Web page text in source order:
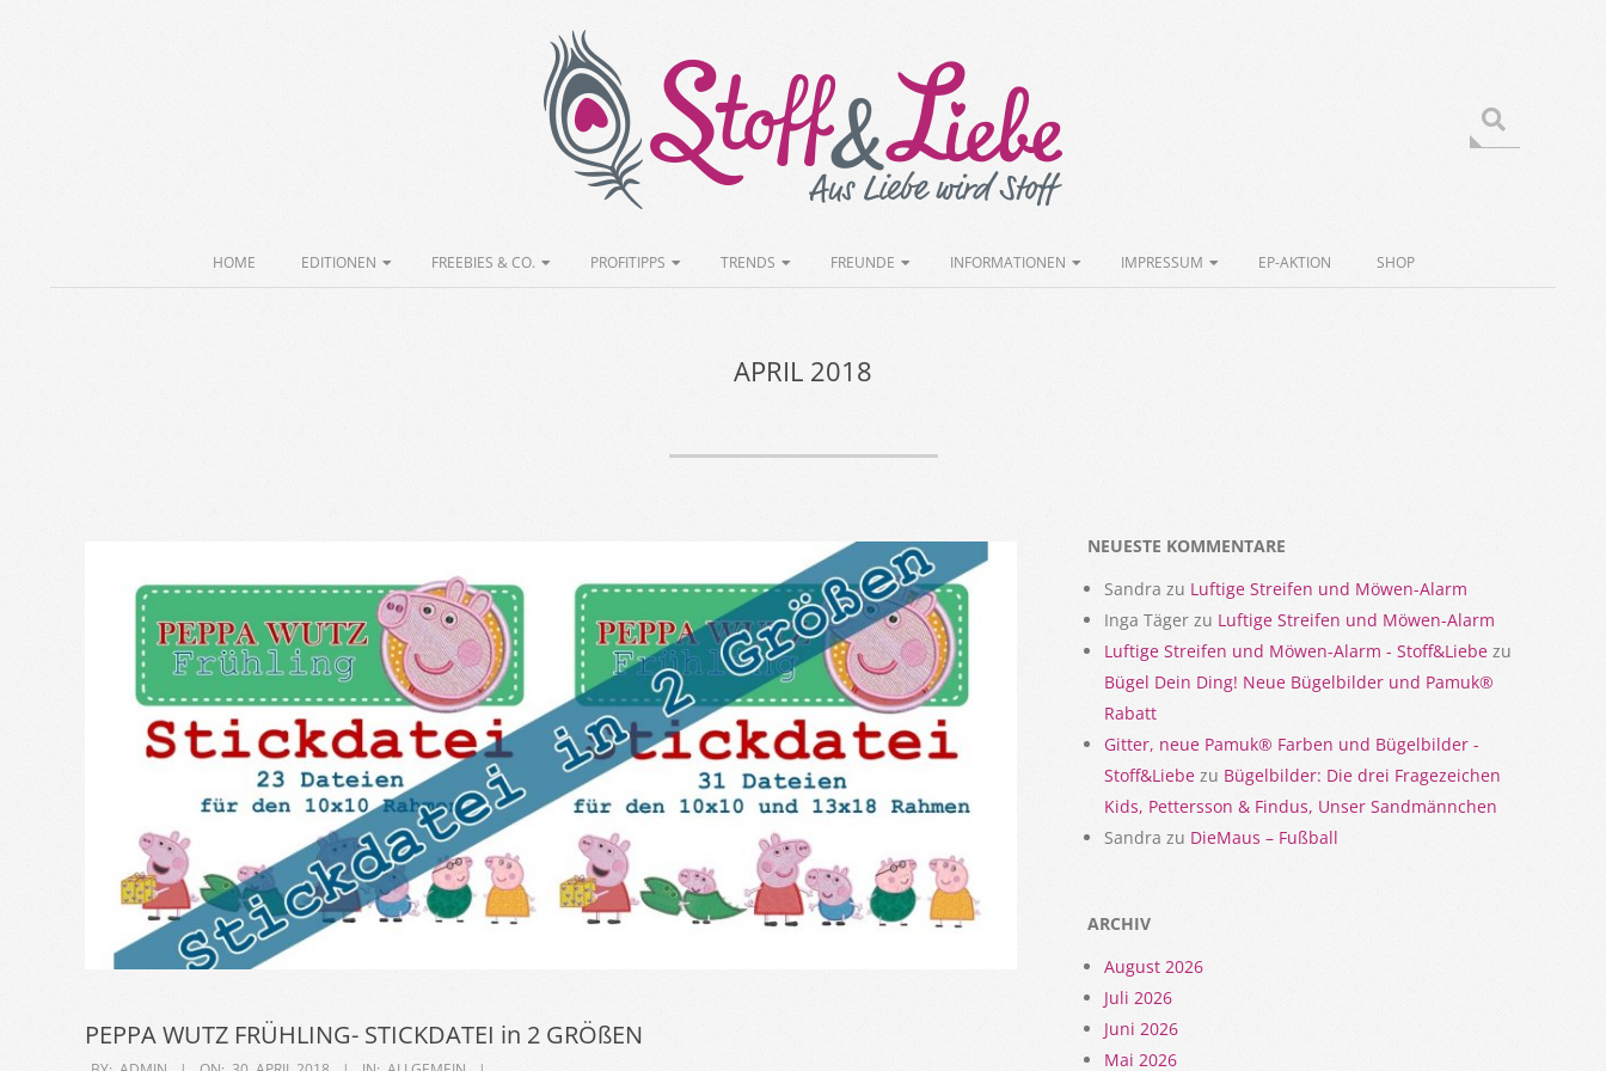
Stoff&Liebe
Navigation
HOME EDITIONEN FREEBIES & CO. PROFITIPPS TRENDS FREUNDE INFORMATIONEN IMPRESSUM EP-AKTION SHOP
APRIL 2018
PEPPA WUTZ FRÜHLING- STICKDATEI in 2 GRÖßEN
2018-
NEUESTE KOMMENTARE
Sandra zu Luftige Streifen und Möwen-Alarm
Inga Täger zu Luftige Streifen und Möwen-Alarm
Luftige Streifen und Möwen-Alarm - Stoff&Liebe zu
Bügel Dein Ding! Neue Bügelbilder und Pamuk®
Rabatt
Gitter, neue Pamuk® Farben und Bügelbilder -
Stoff&Liebe zu Bügelbilder: Die drei Fragezeichen
Kids, Pettersson & Findus, Unser Sandmännchen
Sandra zu DieMaus – Fußball
ARCHIV
August 2026
Juli 2026
Juni 2026
Mai 2026